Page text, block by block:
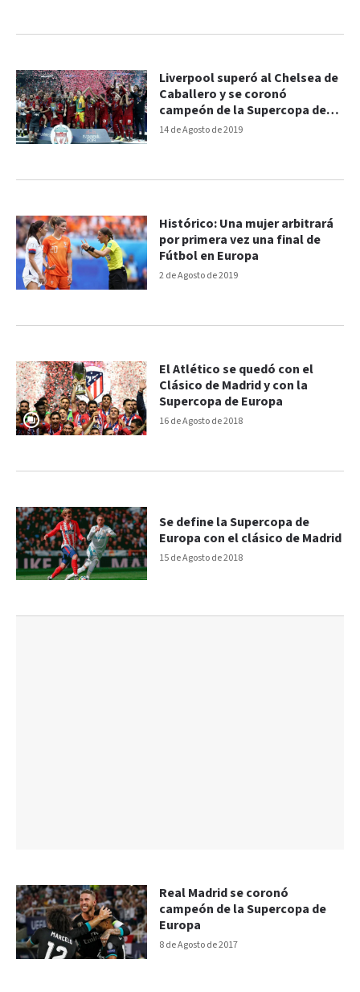
14 de Agosto de 2019
Liverpool superó al Chelsea de
Caballero y se coronó
campeón de la Supercopa de
Europa
2 de Agosto de 2019
Histórico: Una mujer arbitrará
por primera vez una final de
Fútbol en Europa
16 de Agosto de 2018
El Atlético se quedó con el
Clásico de Madrid y con la
Supercopa de Europa
15 de Agosto de 2018
Se define la Supercopa de
Europa con el clásico de Madrid
8 de Agosto de 2017
Real Madrid se coronó
campeón de la Supercopa de
Europa